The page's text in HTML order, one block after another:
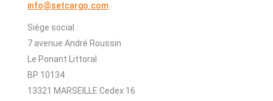
info@setcargo.com
Siège social :
7 avenue André Roussin
Le Ponant Littoral
BP 10134
13321 MARSEILLE Cedex 16